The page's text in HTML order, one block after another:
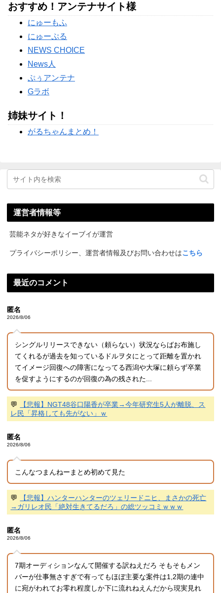
【物議】藤本美貴の「イケメンってつまらない」発言→ガル
民「庄司は普通にイケメン」総ツッコミｗｗｗ NEW!
【物議】田中みな実、結婚&妊娠発表後初登場→10cmヒール
にガル民総ツッコミｗｗｗ
Powered by livedoor 相互RSS
おすすめ！アンテナサイト様
にゅーもふ
にゅーぷる
NEWS CHOICE
News人
ぷぅアンテナ
Gラボ
姉妹サイト！
がるちゃんまとめ！
運営者情報等
芸能ネタが好きなイーブイが運営
プライバシーポリシー、運営者情報及びお問い合わせはこちら
最近のコメント
匿名
2026/8/06
シングルリリースできない（頼らない）状況ならばお布施し
てくれるが過去を知っているドルヲタにとって距離を置かれ
てイメージ回復への障害になってる西潟や大塚に頼らず卒業
を促すようにするのが回復の為の残された...
💬
【悲報】NGT48谷口陽香が卒業→今年研究生5人が離脱、ス
レ民「昇格しても先がない」ｗ
匿名
2026/8/06
こんなつまんねーまとめ初めて見た
💬
【悲報】ハンターハンターのツェリードニヒ、まさかの死亡
→ガリレオ民「絶対生きてるだろ」の総ツッコミｗｗｗ
匿名
2026/8/06
7期オーディションなんて開催する訳ねえだろ そもそもメン
バーが仕事無さすぎで有ってもほぼ主要な案件は1,2期の連中
に宛がわれてお零れ程度しか下に流れねえんだから現実見れ